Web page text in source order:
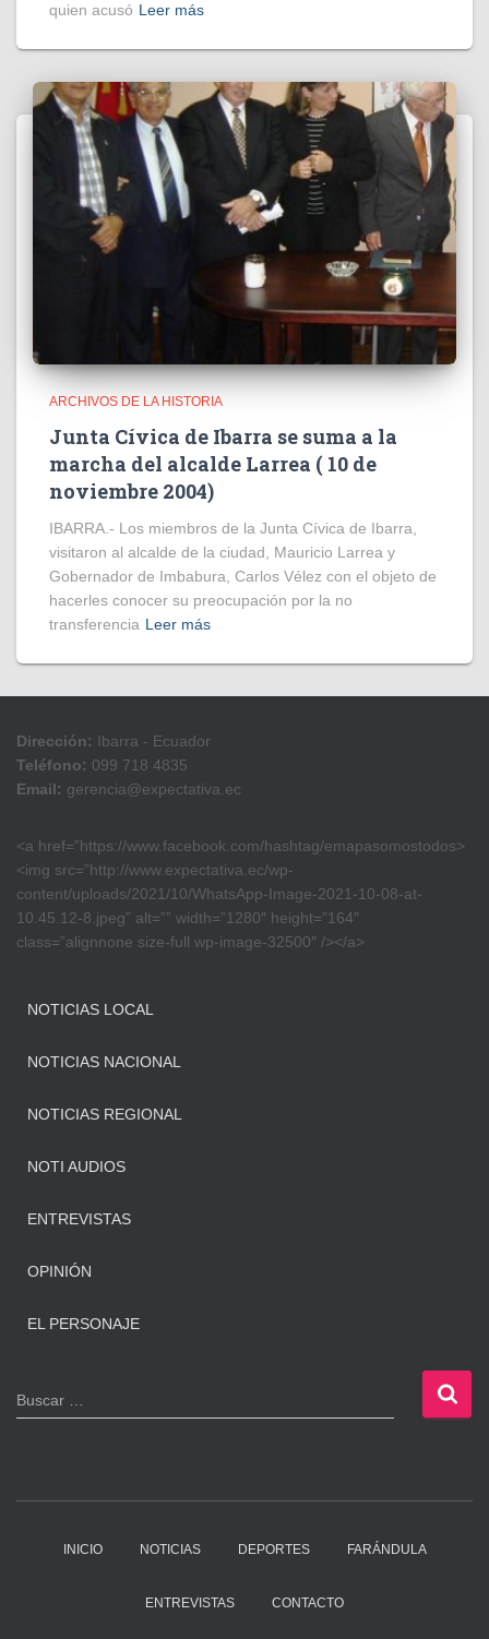
quien acusó Leer más
ARCHIVOS DE LA HISTORIA
Junta Cívica de Ibarra se suma a la
marcha del alcalde Larrea ( 10 de
noviembre 2004)
IBARRA.- Los miembros de la Junta Cívica de Ibarra,
visitaron al alcalde de la ciudad, Mauricio Larrea y
Gobernador de Imbabura, Carlos Vélez con el objeto de
hacerles conocer su preocupación por la no
transferencia Leer más
Dirección: Ibarra - Ecuador
Teléfono: 099 718 4835
Email: gerencia@expectativa.ec
<a href=”https://www.facebook.com/hashtag/emapasomostodos>
<img src=”http://www.expectativa.ec/wp-
content/uploads/2021/10/WhatsApp-Image-2021-10-08-at-
10.45.12-8.jpeg” alt=”” width=”1280″ height=”164″
class=”alignnone size-full wp-image-32500″ /></a>
NOTICIAS LOCAL
NOTICIAS NACIONAL
NOTICIAS REGIONAL
NOTI AUDIOS
ENTREVISTAS
OPINIÓN
EL PERSONAJE
B
u
Buscar …
INICIO NOTICIAS DEPORTES FARÁNDULA
ENTREVISTAS CONTACTO